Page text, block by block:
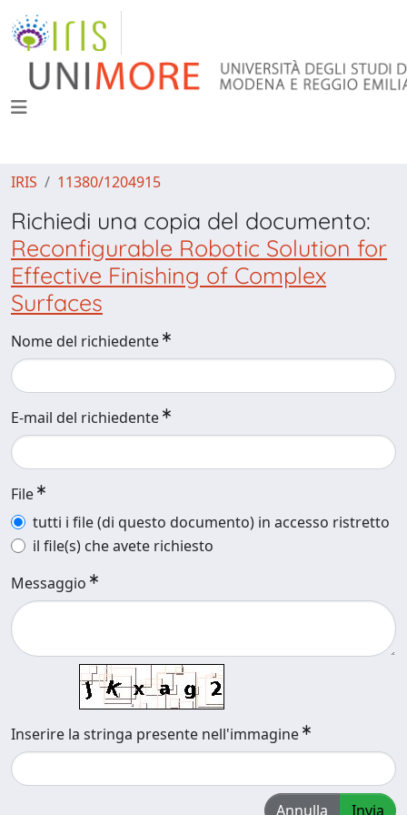
IRIS 11380/1204915
Richiedi una copia del documento:
Reconfigurable Robotic Solution for
Effective Finishing of Complex
Surfaces
Nome del richiedente
E-mail del richiedente
File
tutti i file (di questo documento) in accesso ristretto
il file(s) che avete richiesto
Messaggio
Inserire la stringa presente nell'immagine
Annulla Invia